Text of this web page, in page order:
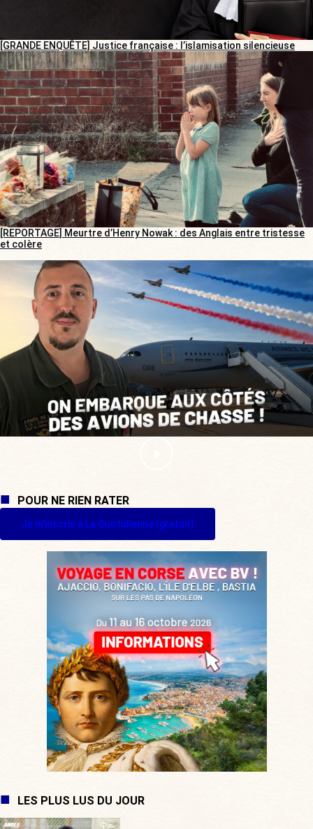
[GRANDE ENQUÊTE] Justice française : l’islamisation silencieuse
[REPORTAGE] Meurtre d’Henry Nowak : des Anglais entre tristesse
et colère
POUR NE RIEN RATER
Je m'inscris à La Quotidienne (gratuit)
LES PLUS LUS DU JOUR